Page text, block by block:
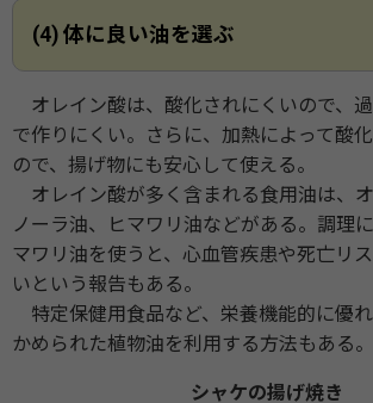
(4) 体に良い油を選ぶ
オレイン酸は、酸化されにくいので、
で作りにくい。さらに、加熱によって酸
ので、揚げ物にも安心して使える。
オレイン酸が多く含まれる食用油は、
ノーラ油、ヒマワリ油などがある。調理
マワリ油を使うと、心血管疾患や死亡リ
いという報告もある。
特定保健用食品など、栄養機能的に優
かめられた植物油を利用する方法もある。
シャケの揚げ焼き